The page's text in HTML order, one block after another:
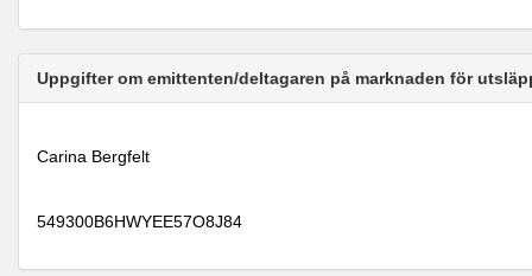
Uppgifter om emittenten/deltagaren på marknaden för
Carina Bergfelt
549300B6HWYEE57O8J84